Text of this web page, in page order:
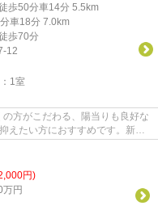
歩50分車14分 5.5km
車18分 7.0km
歩70分
12
1室
方がこだわる、陽当りも良好な
えたい方におすすめです。新着
円)
万円